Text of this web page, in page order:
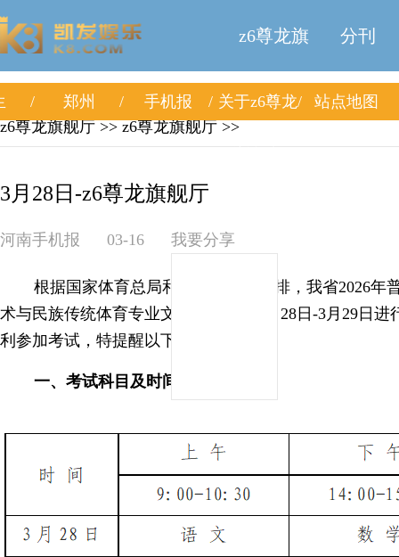
z6尊龙旗
舰厅
分刊
郑州 手机报 关于z6尊龙
站点地图
z6尊龙旗舰厅 >> z6尊龙旗舰厅 >>
3月28日-z6尊龙旗舰厅
河南手机报 03-16 我要分享
根据国家体育总局和教育部统一安排，我省2026年
术与民族传统体育专业文化考试将于3月28日-3月29日
利参加考试，特提醒以下事项：
一、考试科目及时间